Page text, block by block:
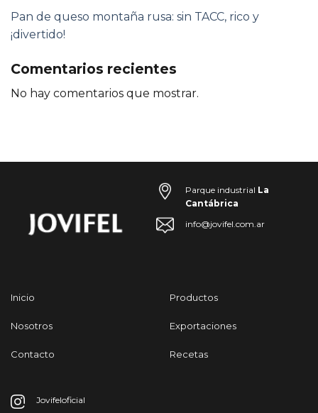
Pan de queso montaña rusa: sin TACC, rico y
¡divertido!
Comentarios recientes
No hay comentarios que mostrar.
Parque industrial La
Cantábrica
info@jovifel.com.ar
Inicio
Nosotros
Contacto
Productos
Exportaciones
Recetas
Jovifeloficial